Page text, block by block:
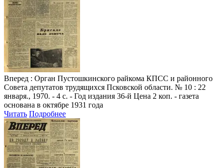
Вперед : Орган Пустошкинского райкома КПСС и районного
Совета депутатов трудящихся Псковской области. № 10 : 22
января., 1970. - 4 с. - Год издания 36-й Цена 2 коп. - газета
основана в октябре 1931 года
Читать Подробнее